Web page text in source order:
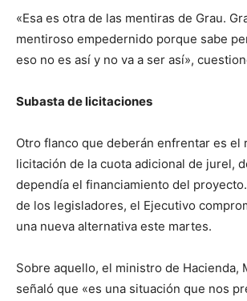
«Esa es otra de las mentiras de Grau.
mentiroso empedernido porque sabe
eso no es así y no va a ser así»,
Subasta de licitaciones
Otro flanco que deberán enfrentar es el
licitación de la cuota adicional de jurel,
dependía el financiamiento del
de los legisladores, el Ejecutivo
una nueva alternativa este martes.
Sobre aquello, el ministro de Hacienda,
señaló que «es una situación que nos